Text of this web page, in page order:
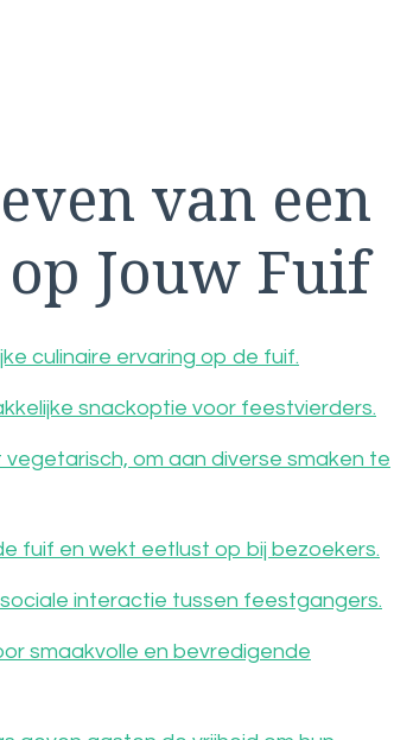
van een
Jouw Fuif
culinaire ervaring op de fuif.
snackoptie voor feestvierders.
om aan diverse smaken te
fuif en wekt eetlust op bij bezoekers.
interactie tussen feestgangers.
smaakvolle en bevredigende